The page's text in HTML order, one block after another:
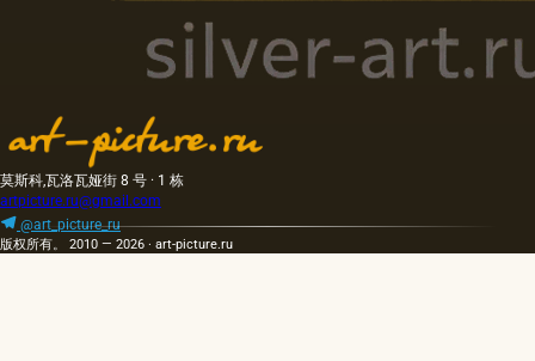
莫斯科,瓦洛瓦娅街 8 号 · 1 栋
artpicture.ru@gmail.com
@art_picture_ru
版权所有。 2010 — 2026 · art-picture.ru